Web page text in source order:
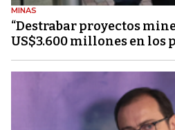
MINAS
“Destrabar proyectos
US$3.600 millones en los